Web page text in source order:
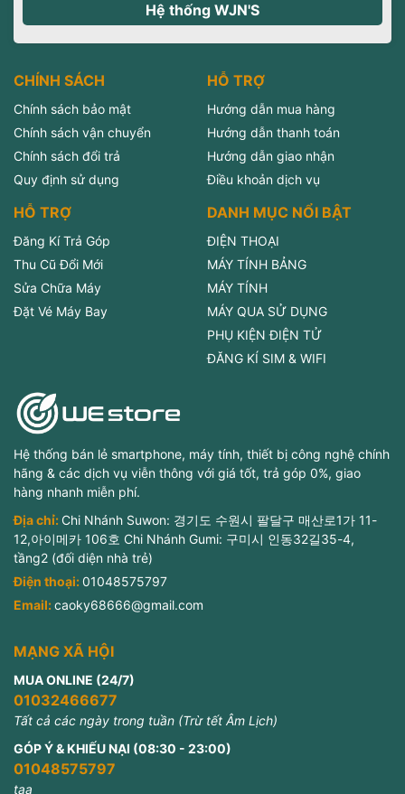
Hệ thống WJN'S
CHÍNH SÁCH
Chính sách bảo mật
Chính sách vận chuyển
Chính sách đổi trả
Quy định sử dụng
HỖ TRỢ
Hướng dẫn mua hàng
Hướng dẫn thanh toán
Hướng dẫn giao nhận
Điều khoản dịch vụ
HỖ TRỢ
Đăng Kí Trả Góp
Thu Cũ Đổi Mới
Sửa Chữa Máy
Đặt Vé Máy Bay
DANH MỤC NỔI BẬT
ĐIỆN THOẠI
MÁY TÍNH BẢNG
MÁY TÍNH
MÁY QUA SỬ DỤNG
PHỤ KIỆN ĐIỆN TỬ
ĐĂNG KÍ SIM & WIFI
Hệ thống bán lẻ smartphone, máy tính, thiết bị công nghệ chính
hãng & các dịch vụ viễn thông với giá tốt, trả góp 0%, giao
hàng nhanh miễn phí.
Địa chỉ: Chi Nhánh Suwon: 경기도 수원시 팔달구 매산로1가 11-
12,아이메카 106호 Chi Nhánh Gumi: 구미시 인동32길35-4,
tầng2 (đối diện nhà trẻ)
Điện thoại:01048575797
Email:caoky68666@gmail.com
MẠNG XÃ HỘI
MUA ONLINE (24/7)
01032466677
Tất cả các ngày trong tuần (Trừ tết Âm Lịch)
GÓP Ý & KHIẾU NẠI (08:30 - 23:00)
01048575797
taa